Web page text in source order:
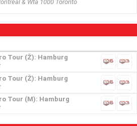
& Wta 1000 Toronto
Tour (Ž): Hamburg
Tour (Ž): Hamburg
Tour (M): Hamburg